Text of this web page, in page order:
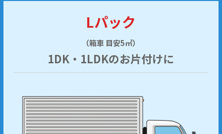
Lパック
（箱車 目安5㎥）
1DK・1LDKのお片付けに